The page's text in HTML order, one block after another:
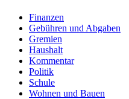
Finanzen
Gebühren und Abgaben
Gremien
Haushalt
Kommentar
Politik
Schule
Wohnen und Bauen